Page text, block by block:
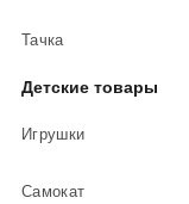
Тачка
Детские товары
Игрушки
Самокат